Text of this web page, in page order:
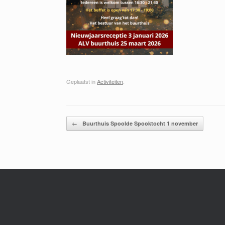
Geplaatst inActiviteiten
Bericht navigatie
← Buurthuis Spoolde Spooktocht 1 november